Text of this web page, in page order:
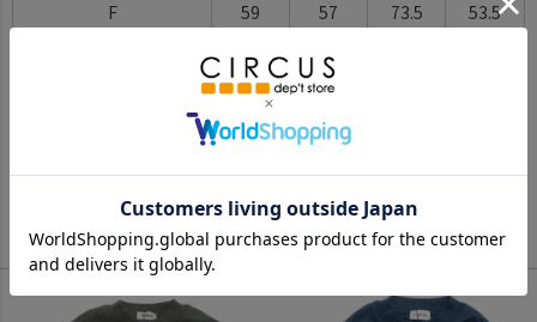
F 59 57 73.5 53.5
※BCはバックセンター（首から裾までの後中心）です。
※SNPはサイドネックポイント（肩から裾までの直線で計測した長
サイズ詳細について
Color